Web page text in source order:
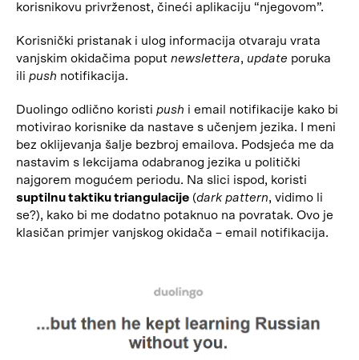
korisnikovu privrženost, čineći aplikaciju “njegovom”.
Korisnički pristanak i ulog informacija otvaraju vrata
vanjskim okidačima poput newslettera, update poruka
ili push notifikacija.
Duolingo odlično koristi push i email notifikacije kako bi
motivirao korisnike da nastave s učenjem jezika. I meni
bez oklijevanja šalje bezbroj emailova. Podsjeća me da
nastavim s lekcijama odabranog jezika u politički
najgorem mogućem periodu. Na slici ispod, koristi
suptilnu taktiku triangulacije (dark pattern, vidimo li
se?), kako bi me dodatno potaknuo na povratak. Ovo je
klasičan primjer vanjskog okidača – email notifikacija.